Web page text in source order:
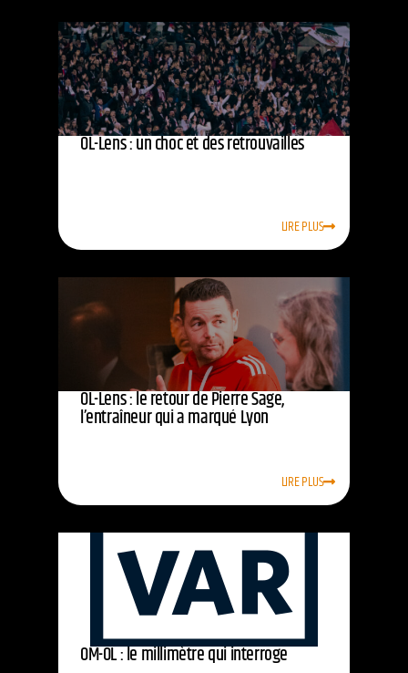
OL-Lens : un choc et des retrouvailles
LIRE PLUS
OL-Lens : le retour de Pierre Sage,
l’entraîneur qui a marqué Lyon
LIRE PLUS
OM-OL : le millimètre qui interroge